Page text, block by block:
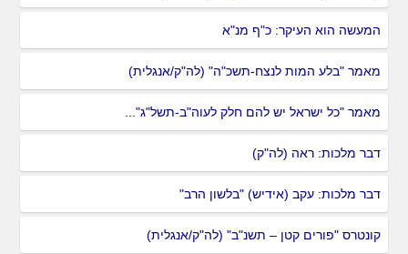
המעשה הוא העיקר: כ"ף מנ"א
מאמר "בלע המות לנצח-תשכ"ה" (לה"ק/אנגלית)
מאמר "כל ישראל יש להם חלק לעוה"ב-תשל"ג"...
דבר מלכות: ראה (לה"ק)
דבר מלכות: עקב (אידיש) "בלשון הרב"
קונטרס "פורים קטן – תשנ"ב" (לה"ק/אנגלית)